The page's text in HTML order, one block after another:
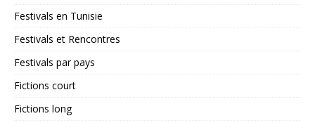
Festivals en Tunisie
Festivals et Rencontres
Festivals par pays
Fictions court
Fictions long